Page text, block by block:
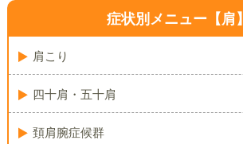
症状別メニュー【肩】
肩こり
四十肩・五十肩
頚肩腕症候群